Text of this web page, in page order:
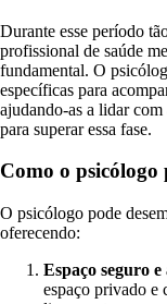
Durante esse período
profissional de saúde
fundamental. O
específicas para
ajudando-as a lidar com
para superar essa fase.
Como o
O psicólogo pode
oferecendo:
Espaço seguro
espaço privado e